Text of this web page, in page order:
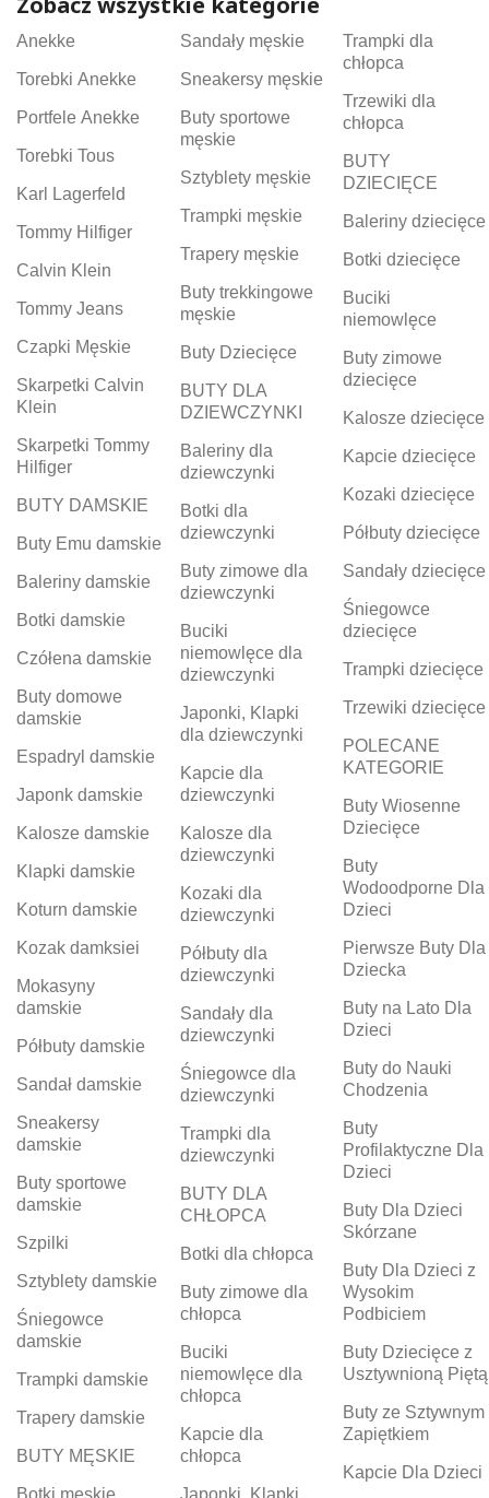
Anekke
Torebki Anekke
Portfele Anekke
Torebki Tous
Karl Lagerfeld
Tommy Hilfiger
Calvin Klein
Tommy Jeans
Czapki Męskie
Skarpetki Calvin
Klein
Skarpetki Tommy
Hilfiger
BUTY DAMSKIE
Buty Emu damskie
Baleriny damskie
Botki damskie
Czółena damskie
Buty domowe
damskie
Espadryl damskie
Japonk damskie
Kalosze damskie
Klapki damskie
Koturn damskie
Kozak damksiei
Mokasyny
damskie
Półbuty damskie
Sandał damskie
Sneakersy
damskie
Buty sportowe
damskie
Szpilki
Sztyblety damskie
Śniegowce
damskie
Trampki damskie
Trapery damskie
BUTY MĘSKIE
Botki męskie
Sandały męskie
Sneakersy męskie
Buty sportowe
męskie
Sztyblety męskie
Trampki męskie
Trapery męskie
Buty trekkingowe
męskie
Buty Dziecięce
BUTY DLA
DZIEWCZYNKI
Baleriny dla
dziewczynki
Botki dla
dziewczynki
Buty zimowe dla
dziewczynki
Buciki
niemowlęce dla
dziewczynki
Japonki, Klapki
dla dziewczynki
Kapcie dla
dziewczynki
Kalosze dla
dziewczynki
Kozaki dla
dziewczynki
Półbuty dla
dziewczynki
Sandały dla
dziewczynki
Śniegowce dla
dziewczynki
Trampki dla
dziewczynki
BUTY DLA
CHŁOPCA
Botki dla chłopca
Buty zimowe dla
chłopca
Buciki
niemowlęce dla
chłopca
Kapcie dla
chłopca
Japonki, Klapki
Trampki dla
chłopca
Trzewiki dla
chłopca
BUTY
DZIECIĘCE
Baleriny dziecięce
Botki dziecięce
Buciki
niemowlęce
Buty zimowe
dziecięce
Kalosze dziecięce
Kapcie dziecięce
Kozaki dziecięce
Półbuty dziecięce
Sandały dziecięce
Śniegowce
dziecięce
Trampki dziecięce
Trzewiki dziecięce
POLECANE
KATEGORIE
Buty Wiosenne
Dziecięce
Buty
Wodoodporne Dla
Dzieci
Pierwsze Buty Dla
Dziecka
Buty na Lato Dla
Dzieci
Buty do Nauki
Chodzenia
Buty
Profilaktyczne Dla
Dzieci
Buty Dla Dzieci
Skórzane
Buty Dla Dzieci z
Wysokim
Podbiciem
Buty Dziecięce z
Usztywnioną Piętą
Buty ze Sztywnym
Zapiętkiem
Kapcie Dla Dzieci